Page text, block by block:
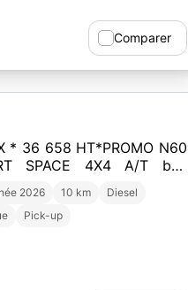
Comparer
* 36 658 HT*PROMO N60
SPACE 4X4 A/T bva
MET
2026 10 km
Diesel
Pick-up